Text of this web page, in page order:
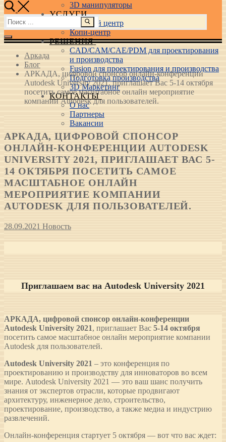
3D манипуляторы
УСЛУГИ
Учебный центр
Копи-центр
РЕШЕНИЯ
CAD/CAM/CAE/PDM для проектирования
и производства
Fusion для проектирования и производства
Подготовка производства
3D Маркетинг
КОНТАКТЫ
О нас
Партнеры
Вакансии
Найти:
Аркада
Блог
АРКАДА, цифровой спонсор онлайн-конференции
Autodesk University 2021, приглашает Вас 5-14 октября
посетить самое масштабное онлайн мероприятие
компании Autodesk для пользователей.
АРКАДА, ЦИФРОВОЙ СПОНСОР
ОНЛАЙН-КОНФЕРЕНЦИИ AUTODESK
UNIVERSITY 2021, ПРИГЛАШАЕТ ВАС 5-
14 ОКТЯБРЯ ПОСЕТИТЬ САМОЕ
МАСШТАБНОЕ ОНЛАЙН
МЕРОПРИЯТИЕ КОМПАНИИ
AUTODESK ДЛЯ ПОЛЬЗОВАТЕЛЕЙ.
28.09.2021 Новость
Приглашаем вас на Autodesk University 2021
АРКАДА, цифровой спонсор онлайн-конференции
Autodesk University 2021, приглашает Вас 5-14 октября
посетить самое масштабное онлайн мероприятие компании
Autodesk для пользователей.
Autodesk University 2021 – это конференция по
проектированию и производству для инноваторов во всем
мире. Autodesk University 2021 — это ваш шанс получить
знания от экспертов отрасли, которые продвигают
архитектуру, инженерное дело, строительство,
проектирование, производство, а также медиа и индустрию
развлечений.
Онлайн-конференция стартует 5 октября — вот что вас ждет: